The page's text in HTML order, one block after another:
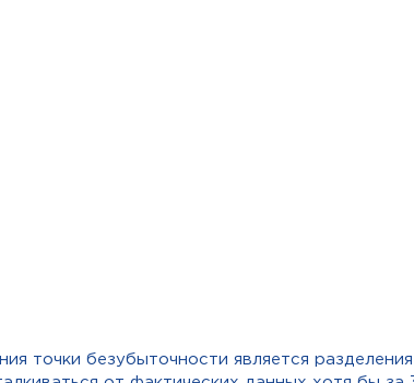
точки безубыточности является